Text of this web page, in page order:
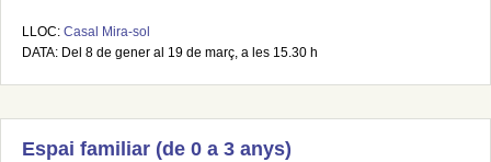
LLOC: Casal Mira-sol
DATA: Del 8 de gener al 19 de març, a les 15.30 h
Espai familiar (de 0 a 3 anys)